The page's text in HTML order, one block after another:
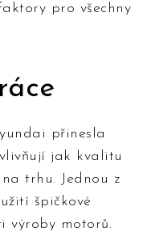
pro všechny
přinesla
jak kvalitu
trhu. Jednou z
špičkové
výroby motorů.